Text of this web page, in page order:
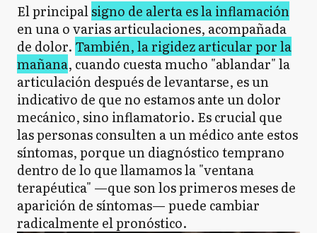
El principalsigno de alerta es la inflamación
en una o varias articulaciones, acompañada
de dolor. También, la rigidez articular por la
mañana, cuando cuesta mucho "ablandar" la
articulación después de levantarse, es un
indicativo de que no estamos ante un dolor
mecánico, sino inflamatorio. Es crucial que
las personas consulten a un médico ante estos
síntomas, porque un diagnóstico temprano
dentro de lo que llamamos la "ventana
terapéutica" —que son los primeros meses de
aparición de síntomas— puede cambiar
radicalmente el pronóstico.